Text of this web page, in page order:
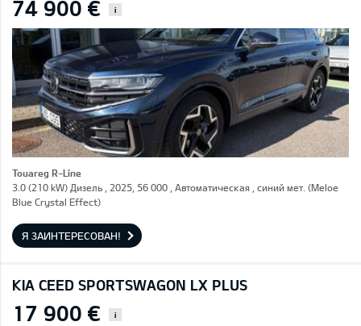
74 900 € i
Touareg R-Line
3.0 (210 kW) Дизель , 2025, 56 000 , Автоматическая , синий мет. (Meloe
Blue Crystal Effect)
Я ЗАИНТЕРЕСОВАН!
KIA CEED SPORTSWAGON LX PLUS
17 900 € i